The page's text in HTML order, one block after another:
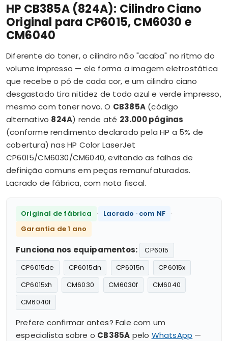
HP CB385A (824A): Cilindro Ciano
Original para CP6015, CM6030 e
CM6040
Diferente do toner, o cilindro não "acaba" no ritmo do
volume impresso — ele forma a imagem eletrostática
que recebe o pó de cada cor, e um cilindro ciano
desgastado tira nitidez de todo azul e verde impresso,
mesmo com toner novo. O CB385A (código
alternativo 824A) rende até 23.000 páginas
(conforme rendimento declarado pela HP a 5% de
cobertura) nas HP Color LaserJet
CP6015/CM6030/CM6040, evitando as falhas de
definição comuns em peças remanufaturadas.
Lacrado de fábrica, com nota fiscal.
Original de fábrica · Lacrado · com NF ·
Garantia de 1 ano
Funciona nos equipamentos:
CP6015
CP6015de
CP6015dn CP6015n
CP6015x
CP6015xh
CM6030 CM6030f
CM6040
CM6040f
Prefere confirmar antes? Fale com um
especialista sobre o CB385A pelo WhatsApp —